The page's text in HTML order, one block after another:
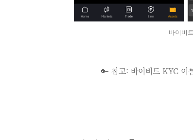
바이비
🔑 참고: 바이비트 KYC 이